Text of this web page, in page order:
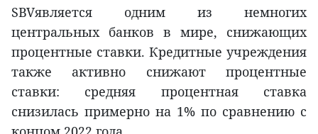
SBVявляется одним из немногих
центральных банков в мире, снижающих
процентные ставки. Кредитные учреждения
также активно снижают процентные
ставки: средняя процентная ставка
снизилась примерно на 1% по сравнению с